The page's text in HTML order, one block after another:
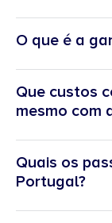
O que é a
Que custos
mesmo com
Quais os
Portugal?